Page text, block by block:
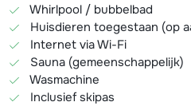
Whirlpool / bubbelbad
Huisdieren toegestaan (op
Internet via Wi-Fi
Sauna (gemeenschappelijk)
Wasmachine
Inclusief skipas